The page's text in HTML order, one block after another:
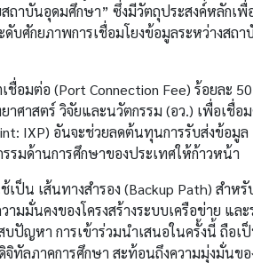
าบันอุดมศึกษา” ซึ่งมีวัตถุประสงค์หลักเพื่
บศักยภาพการเชื่อมโยงข้อมูลระหว่างสถ
อมต่อ (Port Connection Fee) ร้อยละ
าศาสตร์ วิจัยและนวัตกรรม (อว.) เพื่อเชื่
IXP) อันจะช่วยลดต้นทุนการรับส่งข้อมู
มด้านการศึกษาของประเทศให้ก้าวหน้า
ป็น เส้นทางสำรอง (Backup Path) สำห
มมั่นคงของโครงสร้างระบบเครือข่าย แล
ปัญหา การเข้าร่วมนำเสนอในครั้งนี้ ถือ
ลภาคการศึกษา สะท้อนถึงความมุ่งมั่นขอ